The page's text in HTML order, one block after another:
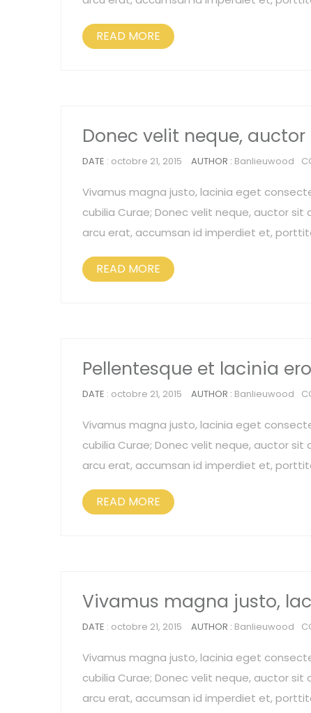
READ MORE
Donec velit neque,
DATE : octobre 21, 2015 AUTHOR : Banlieuwood
Vivamus magna justo, lacinia eget
cubilia Curae; Donec velit neque, auctor
arcu erat, accumsan id imperdiet et,
READ MORE
Pellentesque et lacinia
DATE : octobre 21, 2015 AUTHOR : Banlieuwood
Vivamus magna justo, lacinia eget
cubilia Curae; Donec velit neque, auctor
arcu erat, accumsan id imperdiet et,
READ MORE
Vivamus magna justo,
DATE : octobre 21, 2015 AUTHOR : Banlieuwood
Vivamus magna justo, lacinia eget
cubilia Curae; Donec velit neque, auctor
arcu erat, accumsan id imperdiet et,